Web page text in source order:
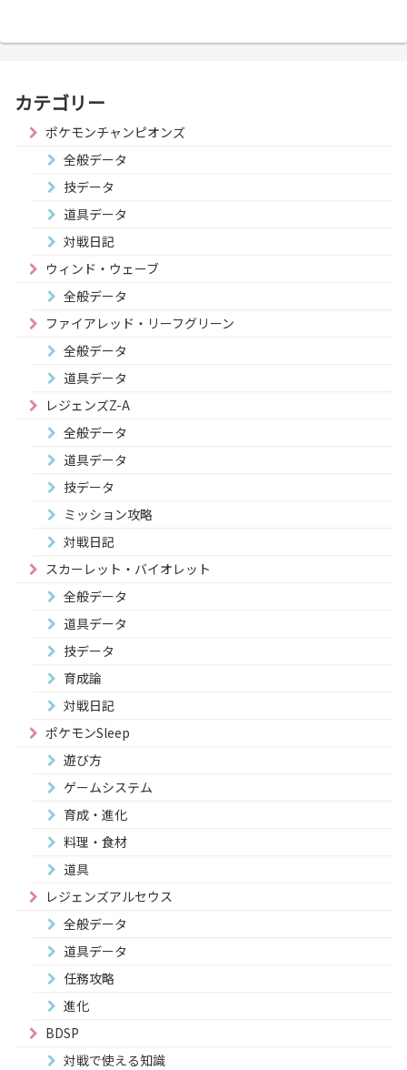
カテゴリー
ポケモンチャンピオンズ
全般データ
技データ
道具データ
対戦日記
ウィンド・ウェーブ
全般データ
ファイアレッド・リーフグリーン
全般データ
道具データ
レジェンズZ-A
全般データ
道具データ
技データ
ミッション攻略
対戦日記
スカーレット・バイオレット
全般データ
道具データ
技データ
育成論
対戦日記
ポケモンSleep
遊び方
ゲームシステム
育成・進化
料理・食材
道具
レジェンズアルセウス
全般データ
道具データ
任務攻略
進化
BDSP
対戦で使える知識